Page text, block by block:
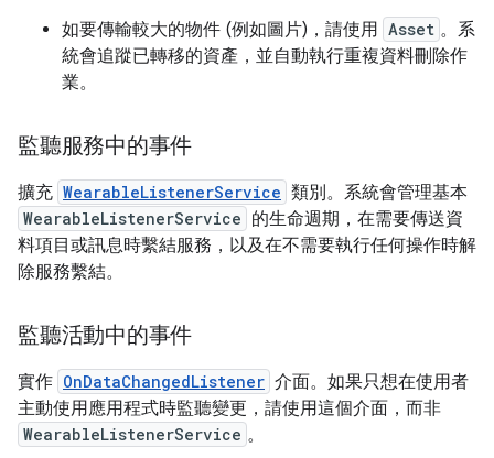
如要傳輸較大的物件 (例如圖片)，請使用 Asset 。系
統會追蹤已轉移的資產，並自動執行重複資料刪除作
業。
監聽服務中的事件
擴充 WearableListenerService 類別。系統會管理基本
WearableListenerService 的生命週期，在需要傳送資
料項目或訊息時繫結服務，以及在不需要執行任何操作時解
除服務繫結。
監聽活動中的事件
實作 OnDataChangedListener 介面。如果只想在使用者
主動使用應用程式時監聽變更，請使用這個介面，而非
WearableListenerService 。